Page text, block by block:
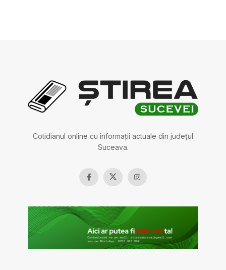
Cotidianul online cu informații actuale din județul
Suceava.